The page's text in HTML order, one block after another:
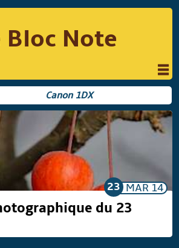
Bloc Note
MUSIQUE
PODCAST
REVUES DE PRESSE
DES HYBRIDES
DES APPAREILS REFLEX
Canon 1DX
23 MAR 14
du 23